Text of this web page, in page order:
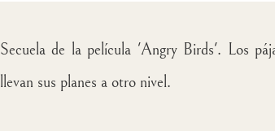
Secuela de la película 'Angry Birds'. Los
llevan sus planes a otro nivel.